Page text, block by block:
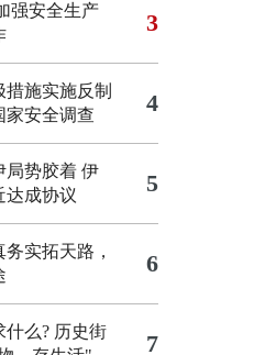
强安全生产
3
施实施反制
家安全调查
4
局势胶着 伊
达成协议
5
实拓天路，
6
什么? 历史街
7